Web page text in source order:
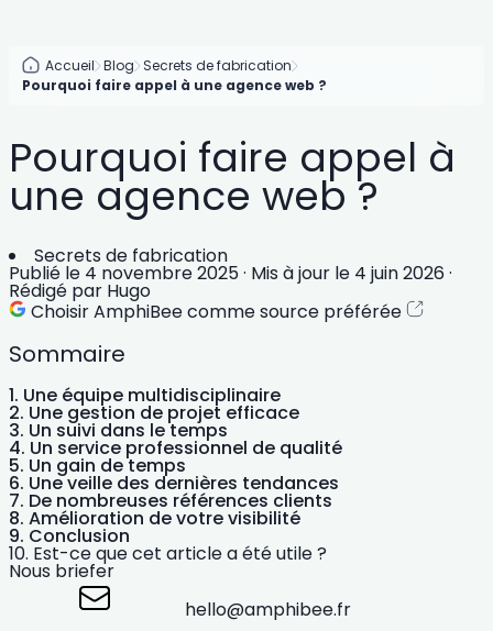
Accueil Blog Secrets de fabrication
Pourquoi faire appel à une agence web ?
Pourquoi faire appel à
une agence web ?
Secrets de fabrication
Publié le 4 novembre 2025· Mis à jour le 4 juin 2026 ·
Rédigé par Hugo
Choisir AmphiBee comme source préférée
Sommaire
Une équipe multidisciplinaire
Une gestion de projet efficace
Un suivi dans le temps
Un service professionnel de qualité
Un gain de temps
Une veille des dernières tendances
De nombreuses références clients
Amélioration de votre visibilité
Conclusion
Est-ce que cet article a été utile ?
Nous briefer
hello@amphibee.fr